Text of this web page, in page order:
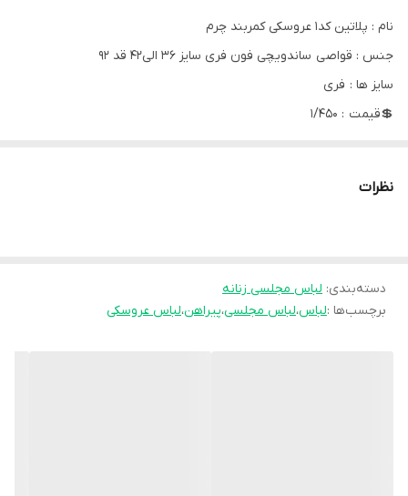
نام : پلاتین کد1 عروسکی کمربند چرم
جنس : قواصی ساندویچی فون فری سایز 36 الی42 قد 92
سایز ها : فری
💲قیمت : 1/450
نظرات
دسته‌بندی: لباس مجلسی زنانه
برچسب‌ها :لباس،لباس مجلسی،پیراهن،لباس عروسکی